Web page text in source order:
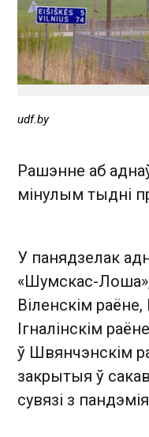
udf.by
Рашэнне аб
мінулым тыдні
У панядзелак
«Шумскас-Лоша»,
Віленскім
Ігналінскім
ў Швянчэнскім
закрытыя ў
сувязі з